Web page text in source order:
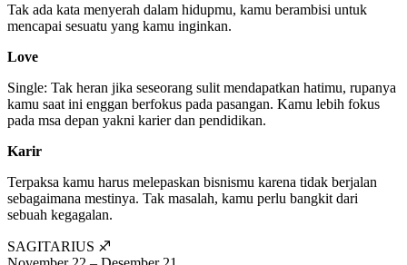
Tak ada kata menyerah dalam hidupmu, kamu berambisi untuk
mencapai sesuatu yang kamu inginkan.
Love
Single: Tak heran jika seseorang sulit mendapatkan hatimu, rupanya
kamu saat ini enggan berfokus pada pasangan. Kamu lebih fokus
pada msa depan yakni karier dan pendidikan.
Karir
Terpaksa kamu harus melepaskan bisnismu karena tidak berjalan
sebagaimana mestinya. Tak masalah, kamu perlu bangkit dari
sebuah kegagalan.
SAGITARIUS ♐